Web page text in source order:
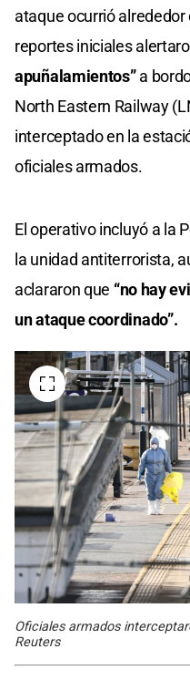
ataque ocurrió
reportes iniciales
apuñalamientos”a
North Eastern Railway
interceptado en la
oficiales armados.
El operativo incluyó a la
la unidad antiterrorista,
aclararon que “no hay
un ataque coordinado”.
Oficiales armados
Reuters